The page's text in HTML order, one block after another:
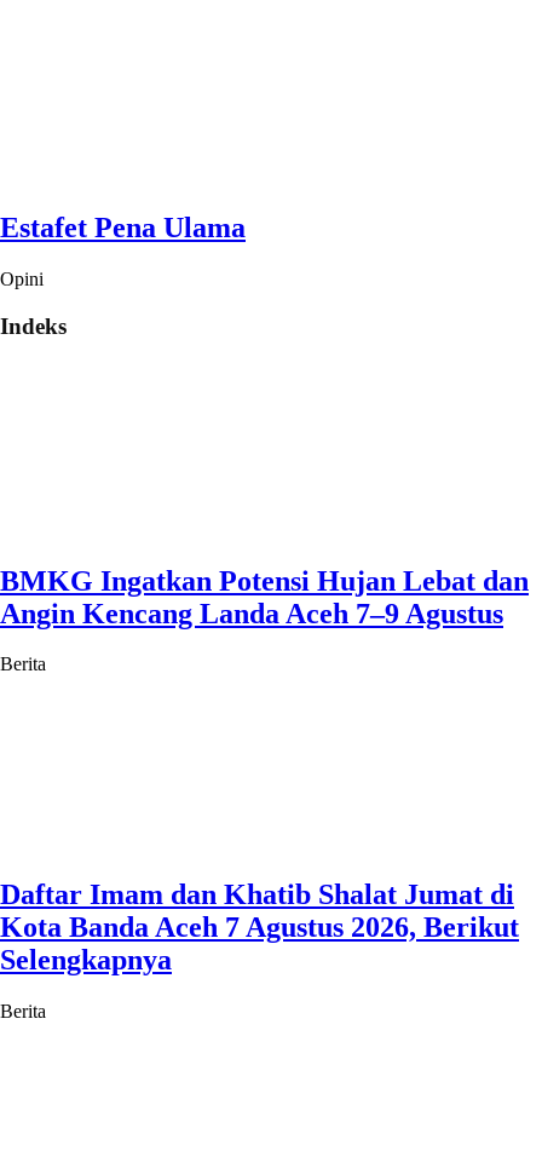
Estafet Pena Ulama
Opini
Indeks
BMKG Ingatkan Potensi Hujan Lebat dan
Angin Kencang Landa Aceh 7–9 Agustus
Berita
Daftar Imam dan Khatib Shalat Jumat di
Kota Banda Aceh 7 Agustus 2026, Berikut
Selengkapnya
Berita